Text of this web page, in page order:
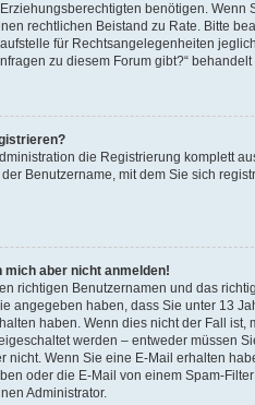
benötigen.
rechtlichen Beistand zu Rate. Bitte
für Rechtsangelegenheiten
zu diesem Forum gibt?“
die Registrierung komplett
Benutzername, mit dem Sie sich
mich aber nicht anmelden!
richtigen Benutzernamen und das
angegeben haben, dass Sie unter 13
haben. Wenn dies nicht der Fall
werden – entweder müssen
nicht. Wenn Sie eine E-Mail erhalten
oder die E-Mail von einem Spam-
Administrator.